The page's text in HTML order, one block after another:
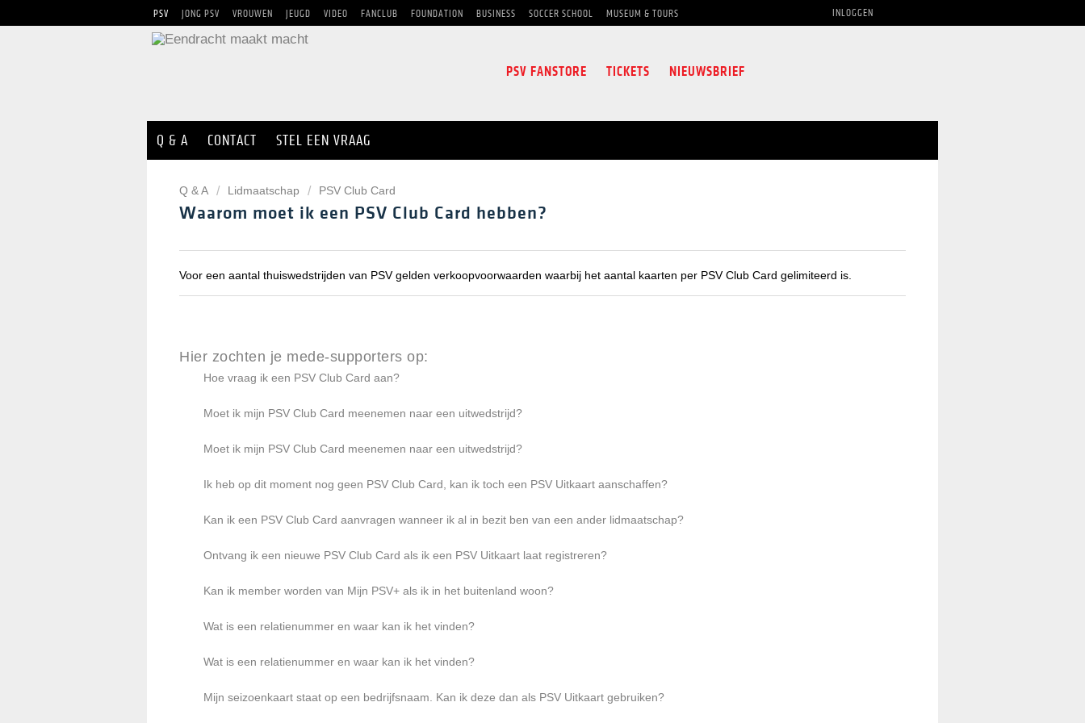
PSV JONG PSV VROUWEN JEUGD VIDEO FANCLUB FOUNDATION BUSINESS SOCCER SCHOOL MUSEUM & TOURS INLOGGEN
PSV FANSTORE TICKETS NIEUWSBRIEF
Q & A CONTACT STEL EEN VRAAG
Q & A Lidmaatschap PSV Club Card
Waarom moet ik een PSV Club Card hebben?
Voor een aantal thuiswedstrijden van PSV gelden verkoopvoorwaarden waarbij het aantal kaarten per PSV Club Card gelimiteerd is.
Hier zochten je mede-supporters op:
Hoe vraag ik een PSV Club Card aan?
Moet ik mijn PSV Club Card meenemen naar een uitwedstrijd?
Moet ik mijn PSV Club Card meenemen naar een uitwedstrijd?
Ik heb op dit moment nog geen PSV Club Card, kan ik toch een PSV Uitkaart aanschaffen?
Kan ik een PSV Club Card aanvragen wanneer ik al in bezit ben van een ander lidmaatschap?
Ontvang ik een nieuwe PSV Club Card als ik een PSV Uitkaart laat registreren?
Kan ik member worden van Mijn PSV+ als ik in het buitenland woon?
Wat is een relatienummer en waar kan ik het vinden?
Wat is een relatienummer en waar kan ik het vinden?
Mijn seizoenkaart staat op een bedrijfsnaam. Kan ik deze dan als PSV Uitkaart gebruiken?